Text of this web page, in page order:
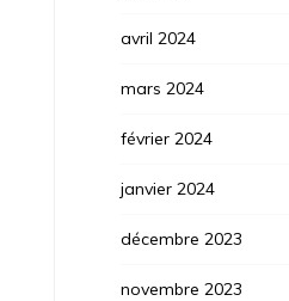
avril 2024
mars 2024
février 2024
janvier 2024
décembre 2023
novembre 2023